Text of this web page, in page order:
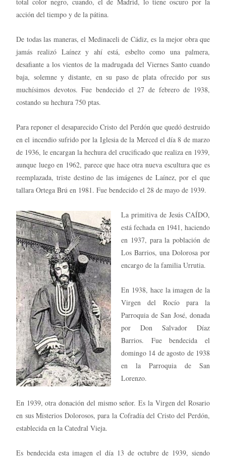
acción del tiempo y de la pátina.
De todas las maneras, el Medinaceli de Cádiz, es la mejor obra que
jamás realizó Laínez y ahí está, esbelto como una palmera,
desafiante a los vientos de la madrugada del Viernes Santo cuando
baja, solemne y distante, en su paso de plata ofrecido por sus
muchísimos devotos. Fue bendecido el 27 de febrero de 1938,
costando su hechura 750 ptas.
Para reponer el desaparecido Cristo del Perdón que quedó destruido
en el incendio sufrido por la Iglesia de la Merced el día 8 de marzo
de 1936, le encargan la hechura del crucificado que realiza en 1939,
aunque luego en 1962, parece que hace otra nueva escultura que es
reemplazada, triste destino de las imágenes de Laínez, por el que
tallara Ortega Brú en 1981. Fue bendecido el 28 de mayo de 1939.
La primitiva de Jesús CAÍDO,
está fechada en 1941, haciendo
en 1937, para la población de
Los Barrios, una Dolorosa por
encargo de la familia Urrutia.
En 1938, hace la imagen de la
Virgen del Rocío para la
Parroquia de San José, donada
por Don Salvador Díaz
Barrios. Fue bendecida el
domingo 14 de agosto de 1938
en la Parroquia de San
Lorenzo.
En 1939, otra donación del mismo señor. Es la Virgen del Rosario
en sus Misterios Dolorosos, para la Cofradía del Cristo del Perdón,
establecida en la Catedral Vieja.
Es bendecida esta imagen el día 13 de octubre de 1939, siendo